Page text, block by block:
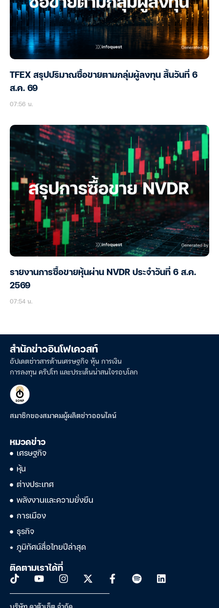
TFEX สรุปปริมาณซื้อขายตามกลุ่มผู้ลงทุน สิ้นวันที่ 6
ส.ค. 69
07:56 น.
รายงานการซื้อขายหุ้นผ่าน NVDR ประจำวันที่ 6 ส.ค.
2569
07:54 น.
สำนักข่าวอินโฟเควสท์
อัปเดตข่าวสารด้านเศรษฐกิจ หุ้น การเงิน
การลงทุน คริปโท และประเด็นน่าสนใจรอบโลก
สมาชิกของสมาคมผู้ผลิตข่าวออนไลน์
หมวดข่าว
เศรษฐกิจ
หุ้น
ต่างประเทศ
พลังงานและความยั่งยืน
การเมือง
ธุรกิจ
ภูมิทัศน์สื่อไทยปีล่าสุด
ติดตามเราได้ที่